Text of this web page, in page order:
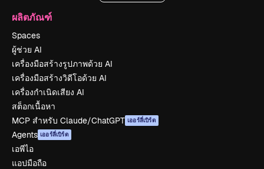
ผลิตภัณฑ์
Spaces
ผู้ช่วย AI
เครื่องมือสร้างรูปภาพด้วย AI
เครื่องมือสร้างวิดีโอด้วย AI
เครื่องกำเนิดเสียง AI
สต็อกเนื้อหา
MCP สำหรับ Claude/ChatGPT เออร์ลี่เบิร์ด
Agents เออร์ลี่เบิร์ด
เอพีไอ
แอปมือถือ